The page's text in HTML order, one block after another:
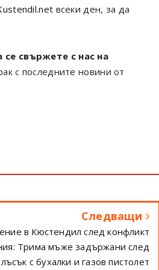
всеки ден, за да
свържете с нас на
с последните новини от
Следващи
в Кюстендил след конфликт
Трима мъже задържани след
с бухалки и газов пистолет